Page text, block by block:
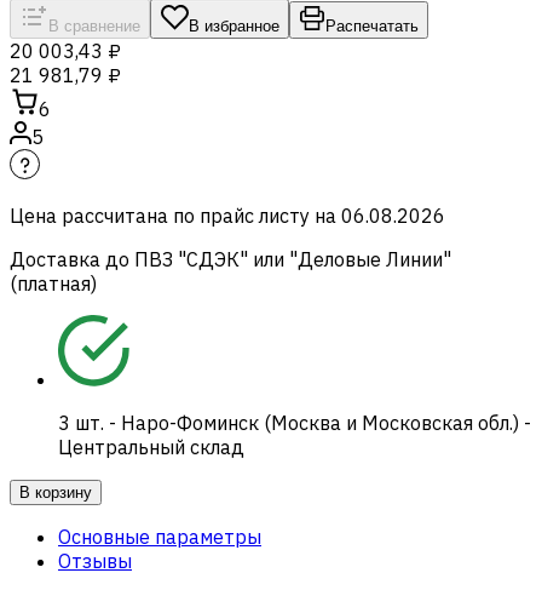
В сравнение В избранное Распечатать
20 003,43 ₽
21 981,79 ₽
6
5
Цена рассчитана по прайс листу на 06.08.2026
Доставка до ПВЗ "СДЭК" или "Деловые Линии"
(платная)
3 шт. - Наро-Фоминск (Москва и Московская обл.) -
Центральный склад
В корзину
Основные параметры
Отзывы